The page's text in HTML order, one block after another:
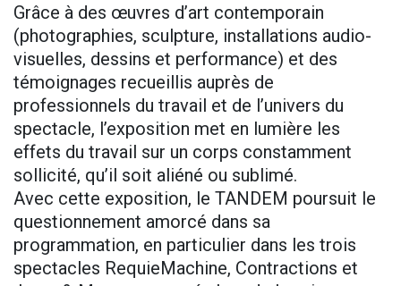
Grâce à des œuvres d’art contemporain
(photographies, sculpture, installations audio-
visuelles, dessins et performance) et des
témoignages recueillis auprès de
professionnels du travail et de l’univers du
spectacle, l’exposition met en lumière les
effets du travail sur un corps constamment
sollicité, qu’il soit aliéné ou sublimé.
Avec cette exposition, le TANDEM poursuit le
questionnement amorcé dans sa
programmation, en particulier dans les trois
spectacles RequieMachine, Contractions et